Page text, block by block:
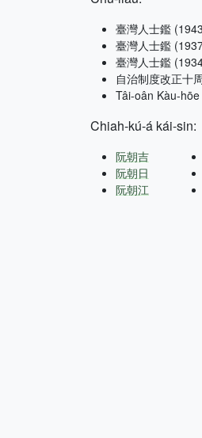
臺灣人士鑑
臺灣人士鑑
臺灣人士鑑
自治制度改正十
Tâi-oân Kàu-
Chiah-kú-á kái-sin:
阮朝吉
阮朝日
阮朝江